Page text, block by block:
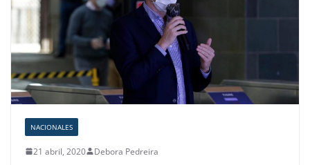
NACIONALES
21 abril, 2020 Debora Pedreira